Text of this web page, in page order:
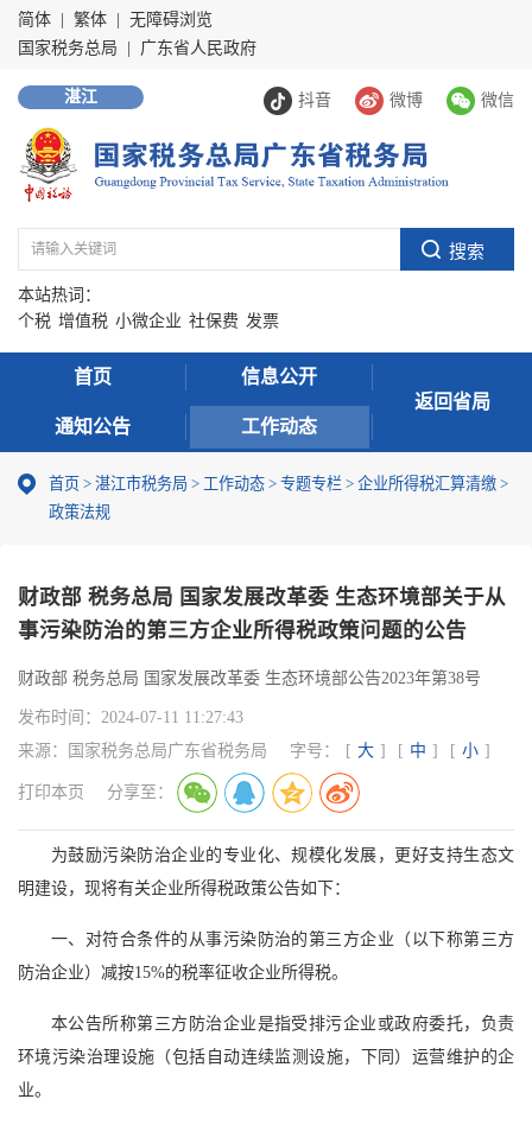
简体 繁体
无障碍浏览
国家税务总局
广东省人民政府
抖音 微博 微信
湛江
本站热词：
个税 增值税 小微企业 社保费 发票
首页 信息公开
通知公告 工作动态
返回省局
首页 > 湛江市税务局 > 工作动态 > 专题专栏 > 企业所得税汇算清缴 >
政策法规
财政部 税务总局 国家发展改革委 生态环境部关于从
事污染防治的第三方企业所得税政策问题的公告
财政部 税务总局 国家发展改革委 生态环境部公告2023年第38号
发布时间： 2024-07-11 11:27:43
来源：
国家税务总局广东省税务局 字号： [ 大 ] [ 中 ] [ 小 ]
打印本页 分享至：
为鼓励污染防治企业的专业化、规模化发展，更好支持生态文
明建设，现将有关企业所得税政策公告如下：
一、对符合条件的从事污染防治的第三方企业（以下称第三方
防治企业）减按15%的税率征收企业所得税。
本公告所称第三方防治企业是指受排污企业或政府委托，负责
环境污染治理设施（包括自动连续监测设施，下同）运营维护的企
业。